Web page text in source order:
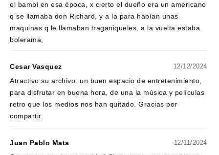
el bambi en esa época, x cierto el dueño era un americano
q se llamaba don Richard, y a la para habían unas
maquinas q le llamaban traganiqueles, a la vuelta estaba
bolerama,
Cesar Vasquez 12/12/2024
Atractivo su archivo: un buen espacio de entretenimiento,
para disfrutar en buena hora, de una la música y películas
retro que los medios nos han quitado. Gracias por
compartir.
Juan Pablo Mata 12/11/2024